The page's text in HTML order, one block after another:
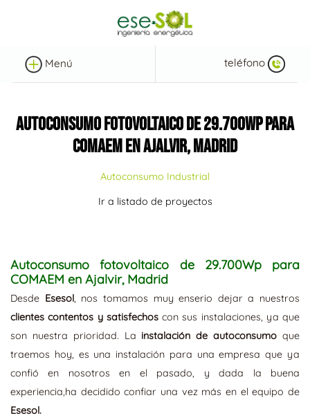
Menú teléfono
AUTOCONSUMO FOTOVOLTAICO DE 29.700WP PARA
COMAEM EN AJALVIR, MADRID
Autoconsumo Industrial
Ir a listado de proyectos
Autoconsumo fotovoltaico de 29.700Wp para
COMAEM en Ajalvir, Madrid
Desde Esesol, nos tomamos muy enserio dejar a nuestros
clientes contentos y satisfechoscon sus instalaciones, ya que
son nuestra prioridad. La instalación de autoconsumo que
traemos hoy, es una instalación para una empresa que ya
confió en nosotros en el pasado, y dada la buena
experiencia,ha decidido confiar una vez más en el equipo de
Esesol.